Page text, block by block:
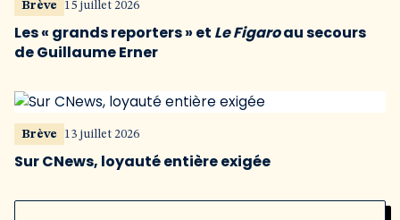
Brève 15 juillet 2026
Les « grands reporters » et Le Figaroau secours
de Guillaume Erner
Brève 13 juillet 2026
Sur CNews, loyauté entière exigée